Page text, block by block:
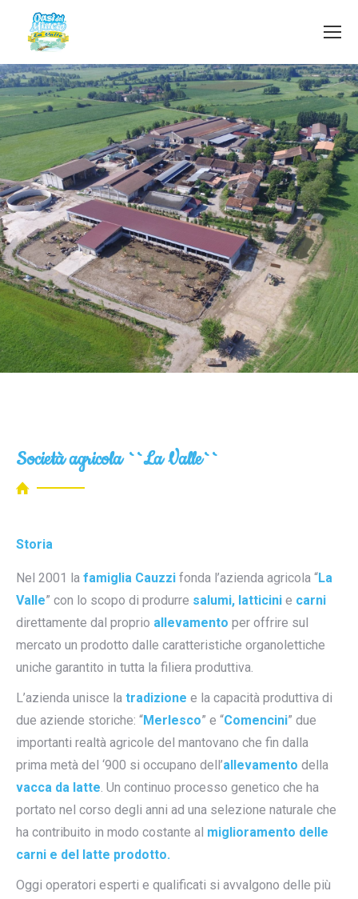
Società agricola ``La Valle``
Storia
Nel 2001 la famiglia Cauzzi fonda l’azienda agricola “La
Valle” con lo scopo di produrre salumi, latticini e carni
direttamente dal proprio allevamento per offrire sul
mercato un prodotto dalle caratteristiche organolettiche
uniche garantito in tutta la filiera produttiva.
L’azienda unisce la tradizione e la capacità produttiva di
due aziende storiche: “Merlesco” e “Comencini” due
importanti realtà agricole del mantovano che fin dalla
prima metà del ‘900 si occupano dell’allevamento della
vacca da latte. Un continuo processo genetico che ha
portato nel corso degli anni ad una selezione naturale che
ha contribuito in modo costante al miglioramento delle
carni e del latte prodotto.
Oggi operatori esperti e qualificati si avvalgono delle più